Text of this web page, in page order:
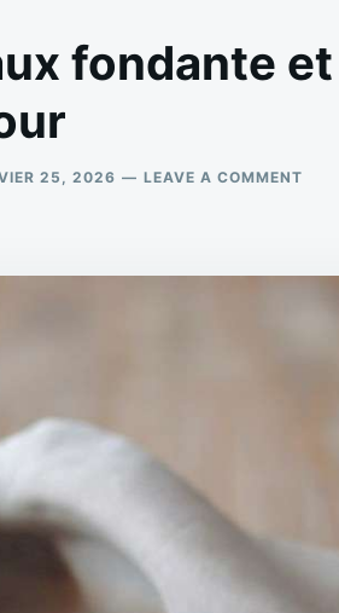
fondante
25, 2026 LEAVE A COMMENTON